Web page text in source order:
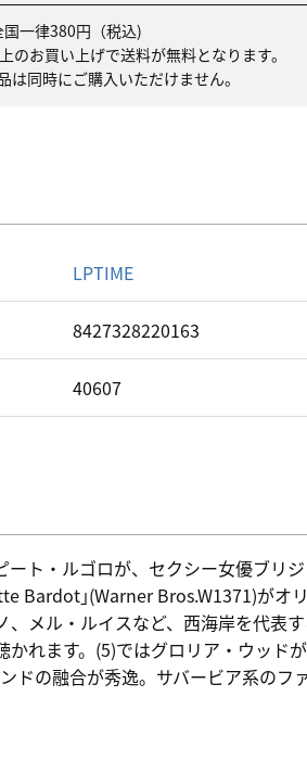
一律380円（税込)
のお買い上げで送料が無料となります。
同時にご購入いただけません。
LPTIME
8427328220163
40607
ト・ルゴロが、セクシー女優ブリ
Bardot｣(Warner Bros.W1371)がオ
メル・ルイスなど、西海岸を代表
れます。(5)ではグロリア・ウッド
ドの融合が秀逸。サバービア系のフ